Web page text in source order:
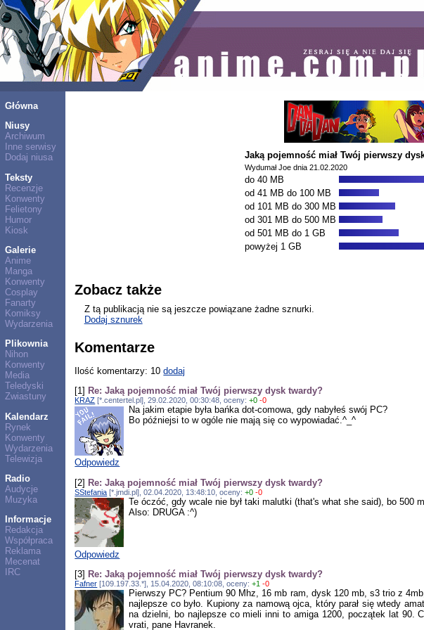
Główna
Niusy
Archiwum
Inne serwisy
Dodaj niusa
Teksty
Recenzje
Konwenty
Felietony
Humor
Kiosk
Galerie
Anime
Manga
Konwenty
Cosplay
Fanarty
Komiksy
Wydarzenia
Plikownia
Nihon
Konwenty
Media
Teledyski
Zwiastuny
Kalendarz
Rynek
Konwenty
Wydarzenia
Telewizja
Radio
Audycje
Muzyka
Informacje
Redakcja
Współpraca
Reklama
Mecenat
IRC
Jaką pojemność miał Twój pierwszy
Wydumał Joe dnia 21.02.2020
do 40 MB
od 41 MB do 100 MB
od 101 MB do 300 MB
od 301 MB do 500 MB
od 501 MB do 1 GB
powyżej 1 GB
Zobacz także
Z tą publikacją nie są jeszcze powiązane żadne sznurki.
Dodaj sznurek
Komentarze
Ilość komentarzy: 10dodaj
[1] Re: Jaką pojemność miał Twój pierwszy dysk twardy?
KRAZ [*.centertel.pl], 29.02.2020, 00:30:48, oceny:+0 -0
Na jakim etapie była bańka dot-comowa, gdy nabyłeś swój PC?
Bo późniejsi to w ogóle nie mają się co wypowiadać.^_^
Odpowiedz
[2] Re: Jaką pojemność miał Twój pierwszy dysk twardy?
SStefania [*.jmdi.pl], 02.04.2020, 13:48:10, oceny:+0 -0
Te óczóć, gdy wcale nie był taki malutki (that's what she said), bo 500
Also: DRUGA :^)
Odpowiedz
[3] Re: Jaką pojemność miał Twój pierwszy dysk twardy?
Fafner [109.197.33.*], 15.04.2020, 08:10:08, oceny:+1 -0
Pierwszy PC? Pentium 90 Mhz, 16 mb ram, dysk 120 mb, s3 trio z
najlepsze co było. Kupiony za namową ojca, który parał się wtedy
na dzielni, bo najlepsze co mieli inni to amiga 1200, początek lat 90.
vrati, pane Havranek.